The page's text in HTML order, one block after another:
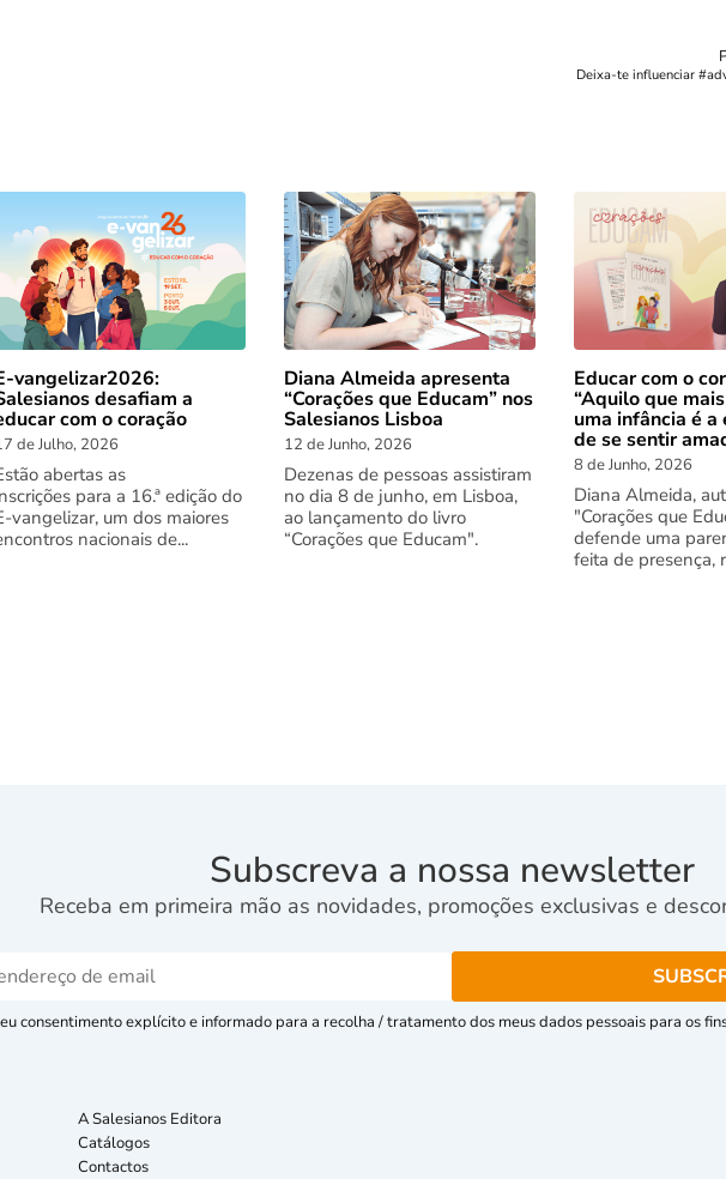
Deixa-te influenciar
vangelizar2026:
desafiam a
com o coração
de Julho, 2026
abertas as
para a 16.ª edição do
vangelizar, um dos maiores
nacionais de...
Diana Almeida apresenta
“Corações que Educam” nos
Salesianos Lisboa
12 de Junho, 2026
Dezenas de pessoas assistiram
no dia 8 de junho, em Lisboa,
ao lançamento do livro
“Corações que Educam".
Educar com o
“Aquilo que
uma infância é a
de se sentir
8 de Junho, 2026
Diana Almeida,
"Corações que
defende uma
feita de presença,
Subscreva a nossa newsletter
Receba em primeira mão as novidades, promoções exclusivas e
consentimento explícito e informado para a recolha / tratamento dos meus dados pessoais para os
A Salesianos Editora
Catálogos
Contactos